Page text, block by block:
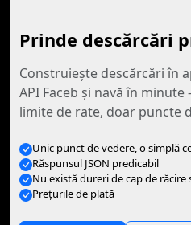
Prinde descărcări
Construiește descărcări în
API Faceb și navă în
limite de rate, doar puncte
Unic punct de vedere, o simplă
Răspunsul JSON predicabil
Nu există dureri de cap de
Preţurile de plată